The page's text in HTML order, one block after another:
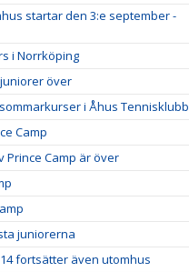
startar den 3:e september -
i Norrköping
över
i Åhus Tennisklubb
Camp
Prince Camp är över
juniorerna
fortsätter även utomhus